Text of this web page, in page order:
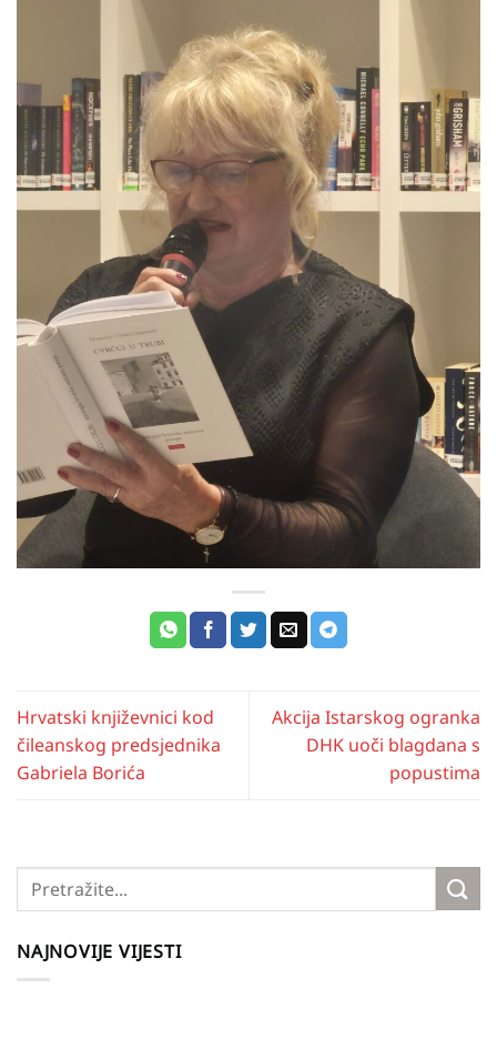
Hrvatski književnici kod
čileanskog predsjednika
Gabriela Borića
Akcija Istarskog ogranka
DHK uoči blagdana s
popustima
NAJNOVIJE VIJESTI